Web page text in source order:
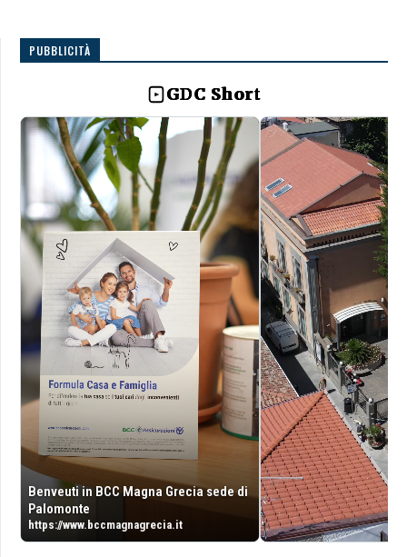
PUBBLICITÀ
GDC Short
Benveuti in BCC Magna Grecia sede di
Palomonte
https://www.bccmagnagrecia.it